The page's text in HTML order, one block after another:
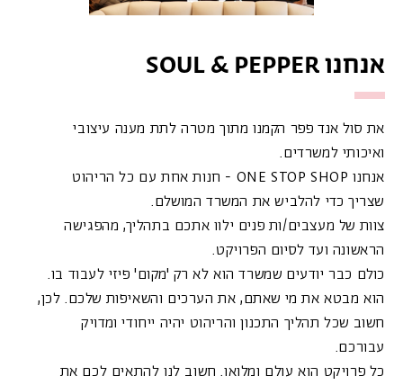
*יש להזין את המספר הטלפון הנייד שלך ונשלח לך קוד אימות
משתמש חדש/אורח
להרשמה
אנחנו SOUL & PEPPER
את סול אנד פפר הקמנו מתוך מטרה לתת מענה עיצובי
ואיכותי למשרדים.
אנחנו ONE STOP SHOP - חנות אחת עם כל הריהוט
שצריך כדי להלביש את המשרד המושלם.
צוות של מעצבים/ות פנים ילוו אתכם בתהליך, מהפגישה
הראשונה ועד לסיום הפרויקט.
כולם כבר יודעים שמשרד הוא לא רק 'מקום' פיזי לעבוד בו.
הוא מבטא את מי שאתם, את הערכים והשאיפות שלכם. לכן,
חשוב שכל תהליך התכנון והריהוט יהיה ייחודי ומדויק
עבורכם.
כל פרויקט הוא עולם ומלואו. חשוב לנו להתאים לכם את